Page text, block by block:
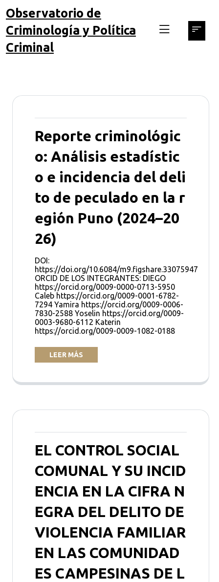
to
content
Observatorio de
Criminología y Política
Criminal
Reporte criminológic
o: Análisis estadístic
o e incidencia del deli
to de peculado en la r
egión Puno (2024–20
26)
DOI:
https://doi.org/10.6084/m9.figshare.33075947
ORCID DE LOS INTEGRANTES: DIEGO
https://orcid.org/0009-0000-0713-5950
Caleb https://orcid.org/0009-0001-6782-
7294 Yamira https://orcid.org/0009-0006-
7830-2588 Yoselin https://orcid.org/0009-
0003-9680-6112 Katerin
https://orcid.org/0009-0009-1082-0188
LEER MÁS
EL CONTROL SOCIAL
COMUNAL Y SU INCID
ENCIA EN LA CIFRA N
EGRA DEL DELITO DE
VIOLENCIA FAMILIAR
EN LAS COMUNIDAD
ES CAMPESINAS DE L